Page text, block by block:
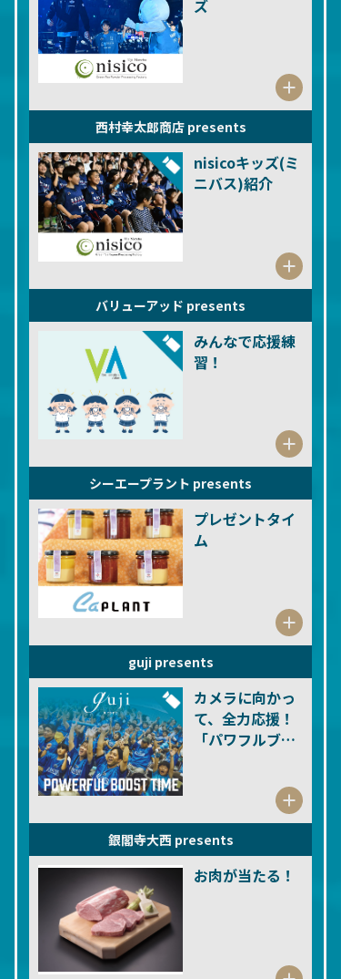
ズ
⻄村幸太郎商店 presents
nisicoキッズ(ミ
ニバス)紹介
バリューアッド presents
みんなで応援練
習！
シーエープラント presents
プレゼントタイ
ム
guji presents
カメラに向かっ
て、全力応援！
「パワフルブー
銀閣寺大西 presents
お肉が当たる！